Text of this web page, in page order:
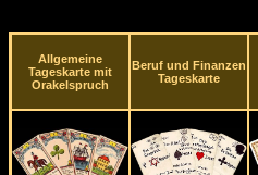
Allgemeine
Tageskarte mit
Orakelspruch
Beruf und Finanzen
Tageskarte